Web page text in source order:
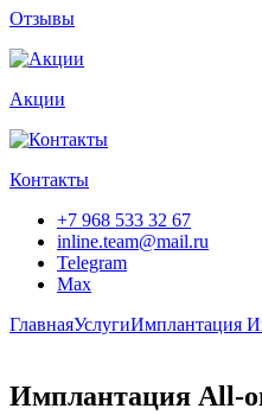
Отзывы
Акции
Контакты
+7 968 533 32 67
inline.team@mail.ru
Telegram
Max
ГлавнаяУслугиИмплантация
Имплантация All-